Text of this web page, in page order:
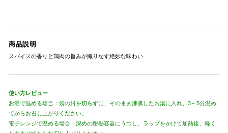
商品説明
スパイスの香りと鶏肉の旨みが織りなす絶妙な味わい
使い方レビュー
お湯で温める場合：袋の封を切らずに、そのまま沸騰したお湯に入れ、3～5分温め
てからお召し上がりください。
電子レンジで温める場合：深めの耐熱容器にうつし、ラップをかけて加熱後、軽く